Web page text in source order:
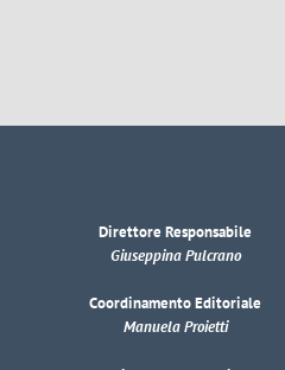
Direttore Responsabile
Giuseppina Pulcrano
Coordinamento Editoriale
Manuela Proietti